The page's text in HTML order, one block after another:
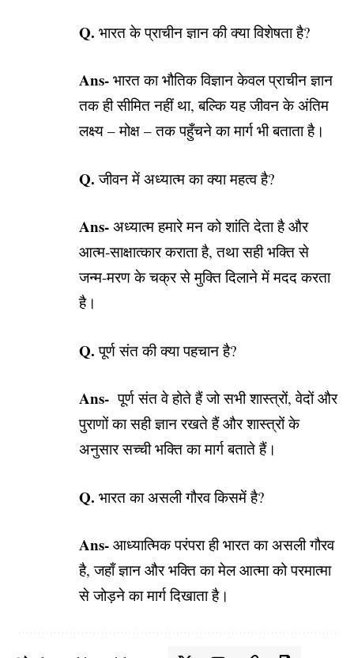
Q. भारत के प्राचीन ज्ञान की क्या विशेषता है?
Ans- भारत का भौतिक विज्ञान केवल प्राचीन ज्ञान
तक ही सीमित नहीं था, बल्कि यह जीवन के अंतिम
लक्ष्य – मोक्ष – तक पहुँचने का मार्ग भी बताता है।
Q. जीवन में अध्यात्म का क्या महत्व है?
Ans- अध्यात्म हमारे मन को शांति देता है और
आत्म-साक्षात्कार कराता है, तथा सही भक्ति से
जन्म-मरण के चक्र से मुक्ति दिलाने में मदद करता
है।
Q. पूर्ण संत की क्या पहचान है?
Ans- पूर्ण संत वे होते हैं जो सभी शास्त्रों, वेदों और
पुराणों का सही ज्ञान रखते हैं और शास्त्रों के
अनुसार सच्ची भक्ति का मार्ग बताते हैं।
Q. भारत का असली गौरव किसमें है?
Ans- आध्यात्मिक परंपरा ही भारत का असली गौरव
है, जहाँ ज्ञान और भक्ति का मेल आत्मा को परमात्मा
से जोड़ने का मार्ग दिखाता है।